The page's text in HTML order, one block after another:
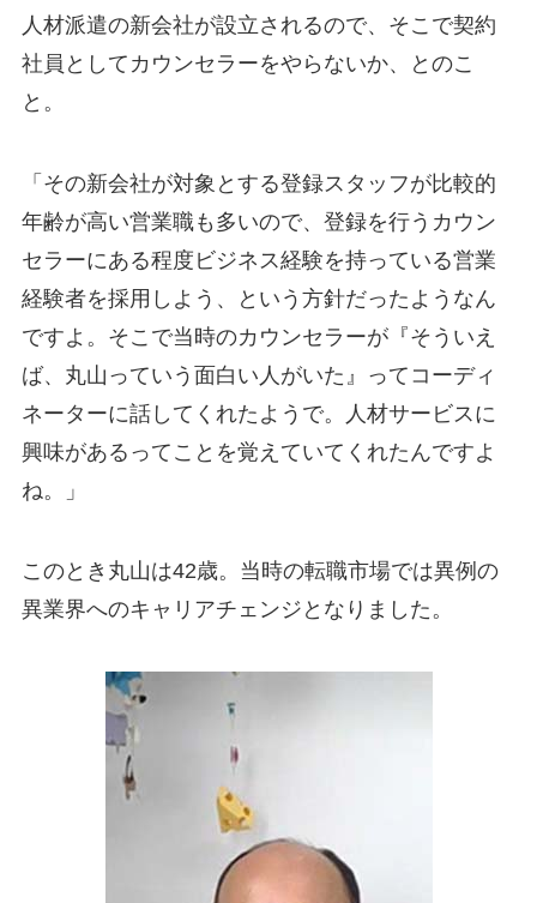
人材派遣の新会社が設立されるので、そこで契約
社員としてカウンセラーをやらないか、とのこ
と。
「その新会社が対象とする登録スタッフが比較的
年齢が高い営業職も多いので、登録を行うカウン
セラーにある程度ビジネス経験を持っている営業
経験者を採用しよう、という方針だったようなん
ですよ。そこで当時のカウンセラーが『そういえ
ば、丸山っていう面白い人がいた』ってコーディ
ネーターに話してくれたようで。人材サービスに
興味があるってことを覚えていてくれたんですよ
ね。」
このとき丸山は42歳。当時の転職市場では異例の
異業界へのキャリアチェンジとなりました。